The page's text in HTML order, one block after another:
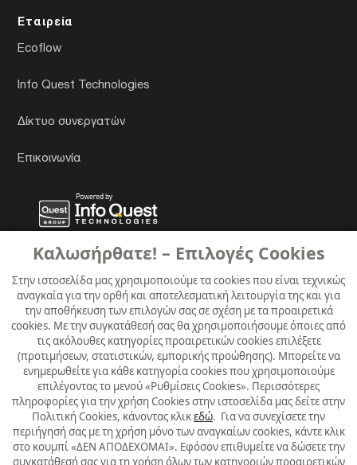
Καλωσήρθατε! – Επιλογές Cookies
Στην ιστοσελίδα μας χρησιμοποιούμε τα cookies που είναι τεχνικώς
αναγκαία για την ορθή και αποτελεσματική λειτουργία της και για
την αποθήκευση των επιλογών σας σε σχέση με τα προαιρετικά
cookies. Με την συγκατάθεσή σας θα χρησιμοποιήσουμε όποιες από
τις ακόλουθες κατηγορίες προαιρετικών cookies επιλέξετε
(προτιμήσεων, στατιστικών, εμπορικής προώθησης). Μπορείτε να
ενημερωθείτε για κάθε κατηγορία cookies που χρησιμοποιούμε
επιλέγοντας το μενού «Ρυθμίσεις Cookies». Περισσότερες
πληροφορίες για την χρήση Cookies στην ιστοσελίδα μας δείτε στην
Πολιτική Cookies, κάνοντας κλικεδώ. Για να συνεχίσετε την
περιήγησή σας με τη χρήση μόνο των αναγκαίων cookies, κάντε κλικ
στο κουμπί «ΔΕΝ ΑΠΟΔΕΧΟΜΑΙ». Εφόσον επιθυμείτε να δώσετε την
συγκατάθεσή σας για τη χρήση όλων των κατηγοριών προαιρετικών
Εταιρεία
Ecoflow
Info Quest Technologies
Δίκτυο συνεργατών
Επικοινωνία